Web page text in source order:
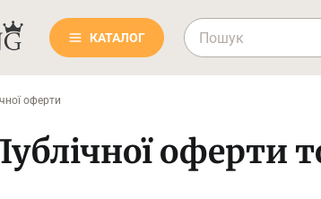
КАТАЛОГ
оферти
оферти